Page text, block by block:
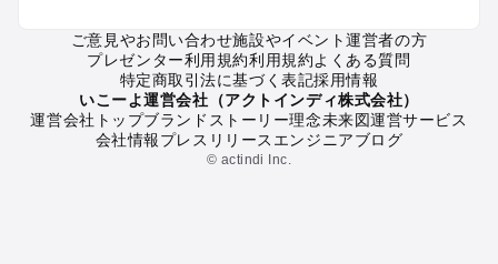
三重の定番お出かけスポット
三重の遊園地
三重の動物園
三重のバーベキュー
三重の釣り
ご意見やお問い合わせ施設やイベント運営者の方
プレゼンター利用規約利用規約よくある質問
特定商取引法に基づく表記採用情報
いこーよ運営会社（アクトインディ株式会社）
運営会社トップブランドストーリー理念未来図運営サービス
会社情報プレスリリース エンジニアブログ
© actindi Inc.